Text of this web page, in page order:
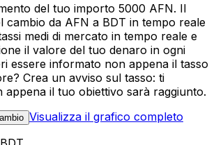
del tuo importo 5000 AFN. Il
cambio da AFN a BDT in tempo reale
medi di mercato in tempo reale e
il valore del tuo denaro in ogni
essere informato non appena il tasso
Crea un avviso sul tasso: ti
il tuo obiettivo sarà raggiunto.
Visualizza il grafico completo